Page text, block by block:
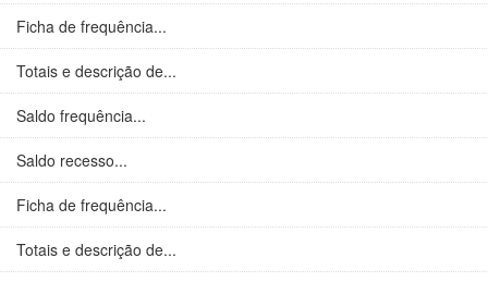
Ficha de frequência...
Totais e descrição de...
Saldo frequência...
Saldo recesso...
Ficha de frequência...
Totais e descrição de...